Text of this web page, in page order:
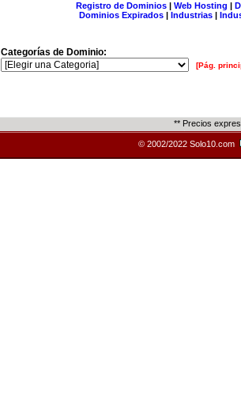
Registro de Dominios| Web Hosting |
Dominios Expirados | Industrias |
Categorías de Dominio:
[Pág.
** Precios
© 2002/2022 Solo10.com